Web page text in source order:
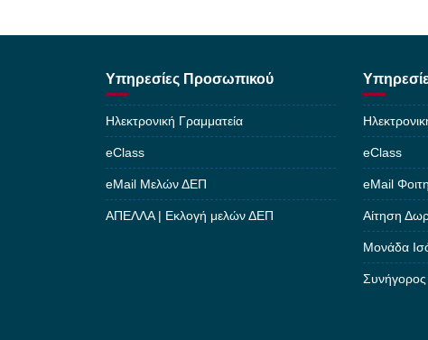
Υπηρεσίες Προσωπικού
Ηλεκτρονική Γραμματεία
eClass
eMail Μελών ΔΕΠ
ΑΠΕΛΛΑ | Εκλογή μελών ΔΕΠ
eClass
eMail
Αίτηση
Μονάδα
Συνήγορος